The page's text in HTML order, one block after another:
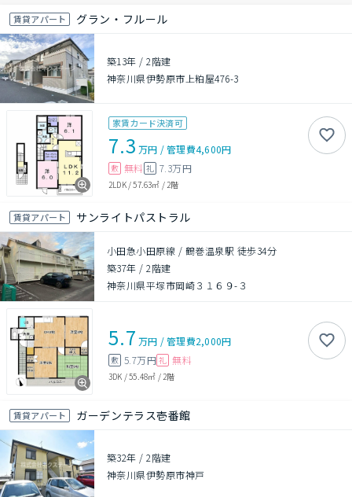
賃貸アパート グラン・フルール
築13年 /2階建
神奈川県伊勢原市上粕屋476-3
家賃カード決済可
7.3 万円 /管理費4,600円
敷 無料 礼 7.3万円
2LDK/57.63㎡ /2階
賃貸アパート サンライトパストラル
小田急小田原線 / 鶴巻温泉駅 徒歩34分
築37年 /2階建
神奈川県平塚市岡崎３１６９-３
5.7 万円 /管理費2,000円
敷 5.7万円 礼 無料
3DK /55.48㎡ / 2階
賃貸アパート ガーデンテラス壱番館
築32年 /2階建
神奈川県伊勢原市神戸